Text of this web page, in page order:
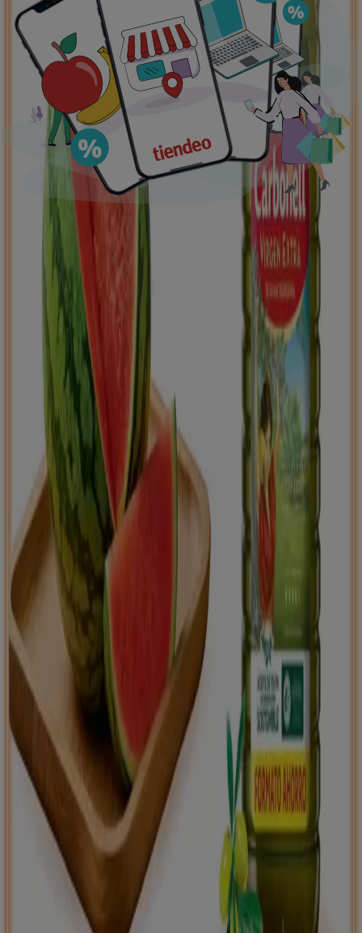
Ofertas destacadas
supermercadosjardín y bricolaje Freidora de airepatinete
eléctrico
viajesaceite de olivacomida
asiática
aguacates bomba de agua
Tiendeo en tu ciudad
Madrid Barcelona Valencia Sevilla
Zaragoza
Palma de Mallorca Alicante
Murcia
Las Palmas de Gran Canaria
Valladolid
Coruña
Vigo
Granada
Ver más ciudades
Descargar la APP
Tiendeo international
España Italia United Kingdom México
Brasil
Colombia
Argentina France
United States
Nederland
Deutschland Perú
Portugal
Australia
Türkiye Polska Norge
Österreich
Sverige
Ecuador Singapore South Africa
Canada
Danmark
Suomi
Belgique
Schweiz
United Arab Emirates România
Maroc
Ceská republika
Slovenská republika
Magyarország
България
Publicidad